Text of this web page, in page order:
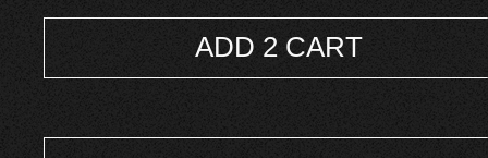
Menge
ADD 2 CART